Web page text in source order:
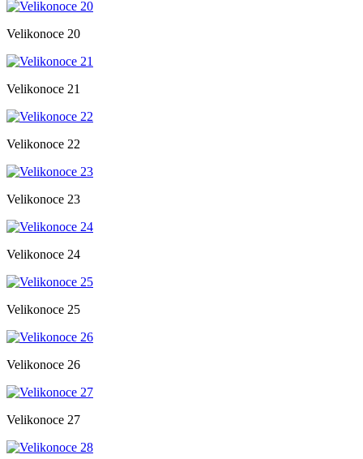
Velikonoce 20
Velikonoce 21
Velikonoce 22
Velikonoce 23
Velikonoce 24
Velikonoce 25
Velikonoce 26
Velikonoce 27